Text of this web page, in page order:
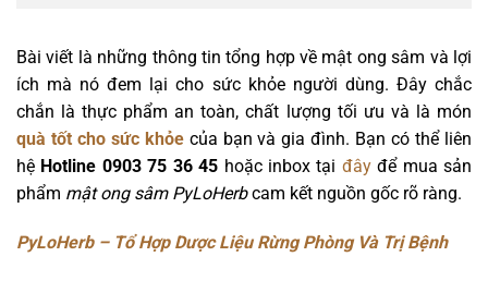
Bài viết là những thông tin tổng hợp về mật ong sâm và lợi
ích mà nó đem lại cho sức khỏe người dùng. Đây chắc
chắn là thực phẩm an toàn, chất lượng tối ưu và là món
quà tốt cho sức khỏecủa bạn và gia đình. Bạn có thể liên
hệ Hotline 0903 75 36 45 hoặc inbox tại đâyđể mua sản
phẩm mật ong sâm PyLoHerbcam kết nguồn gốc rõ ràng.
PyLoHerb – Tổ Hợp Dược Liệu Rừng Phòng Và Trị Bệnh